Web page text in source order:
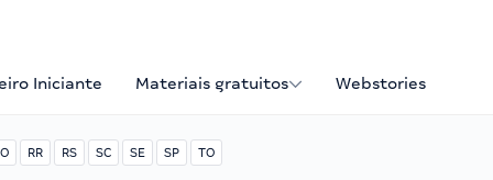
Iniciante Materiais gratuitos Webstories
RR RS SC SE SP TO